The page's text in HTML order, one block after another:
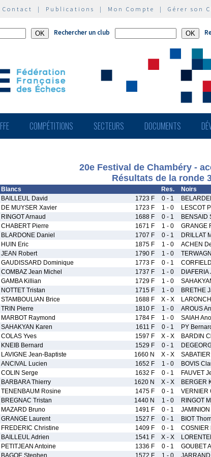
Contact | Publications | Mon Compte | Gérer son
Rechercher un club
FFE COMPÉTITIONS SECTEURS DOCUMENTS
20e Festival de Chambéry -
Résultats de la ronde
Blancs Res. Noirs
BAILLEUL David 1723 F 0 - 1
DE MUYSER Xavier 1723 F 1 - 0 LESCOT
RINGOT Arnaud 1688 F 0 - 1 BENSAID
CHABERT Pierre 1671 F 1 - 0 GRANGE
BLARDONE Daniel 1707 F 0 - 1 DRILLAT
HUIN Eric 1875 F 1 - 0 ACHEN
JEAN Robert 1790 F 1 - 0
GAUDISSARD Dominique 1773 F 0 - 1
COMBAZ Jean Michel 1737 F 1 - 0 DIAFERIA
GAMBA Killian 1729 F 1 - 0
NOTTET Tristan 1715 F 1 - 0 BRETHE
STAMBOULIAN Brice 1688 F X - X
TRIN Pierre 1810 F 1 - 0 AROUS
MARBOT Raymond 1784 F 1 - 0 SAIAH
SAHAKYAN Karen 1611 F 0 - 1 PY
COLAS Yves 1597 F X - X BARDIN
KNEIB Bernard 1529 F 0 - 1
LAVIGNE Jean-Baptiste 1660 N X - X
ANCIVAL Lucien 1652 F 1 - 0 BOVIS
COLIN Serge 1632 F 0 - 1 FAUVET
BARBARA Thierry 1620 N X - X BERGER
TENENBAUM Rosine 1475 F 0 - 1 VERNIER
BREGNAC Tristan 1440 N 1 - 0 RINGOT
MAZARD Bruno 1491 F 0 - 1
GRANGE Laurent 1527 F 0 - 1 BIOT
FREDERIC Christine 1409 F 0 - 1 COSNIER
BAILLEUL Adrien 1541 F X - X
PETITJEAN Antoine 1336 F 0 - 1 GOUBET
BAGOE Stephen 1572 F 1 - 0 JARRAND